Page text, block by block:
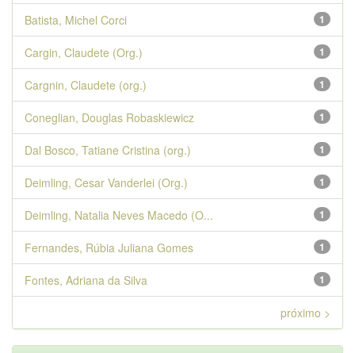
1
Batista, Michel Corci
1
Cargin, Claudete (Org.)
1
Cargnin, Claudete (org.)
1
Coneglian, Douglas Robaskiewicz
1
Dal Bosco, Tatiane Cristina (org.)
1
Deimling, Cesar Vanderlei (Org.)
1
Deimling, Natalia Neves Macedo (O...
1
Fernandes, Rúbia Juliana Gomes
1
Fontes, Adriana da Silva
próximo >